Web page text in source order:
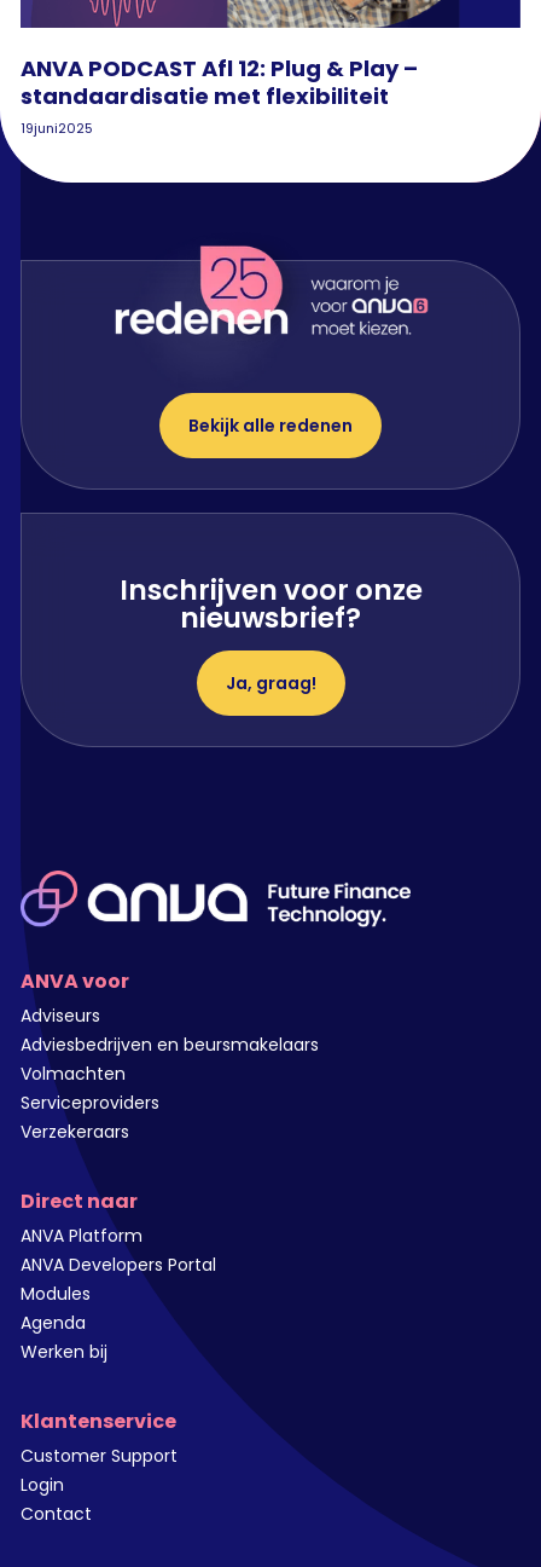
ANVA PODCAST Afl 12: Plug & Play –
standaardisatie met flexibiliteit
19juni2025
Bekijk alle redenen
Inschrijven voor onze
nieuwsbrief?
Ja, graag!
ANVA voor
Adviseurs
Adviesbedrijven en beursmakelaars
Volmachten
Serviceproviders
Verzekeraars
Direct naar
ANVA Platform
ANVA Developers Portal
Modules
Agenda
Werken bij
Klantenservice
Customer Support
Login
Contact